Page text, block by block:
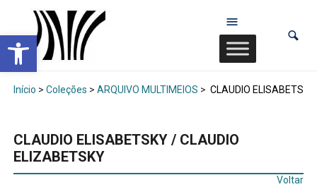
Abrir a barra de ferramentas
Início > Coleções > ARQUIVO MULTIMEIOS > CLAUDIO
CLAUDIO ELISABETSKY / CLAUDIO
ELIZABETSKY
Voltar